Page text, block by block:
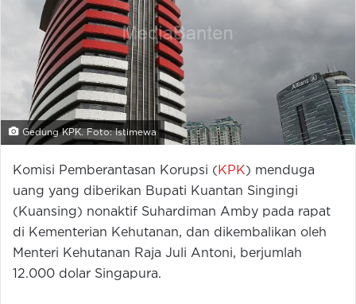
Gedung KPK. Foto: Istimewa
Komisi Pemberantasan Korupsi ( KPK ) menduga
uang yang diberikan Bupati Kuantan Singingi
(Kuansing) nonaktif Suhardiman Amby pada rapat
di Kementerian Kehutanan, dan dikembalikan oleh
Menteri Kehutanan Raja Juli Antoni, berjumlah
12.000 dolar Singapura.